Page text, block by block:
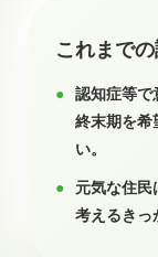
これまで
認知症等で
終末期を希
い。
元気な住民
考えるきっ